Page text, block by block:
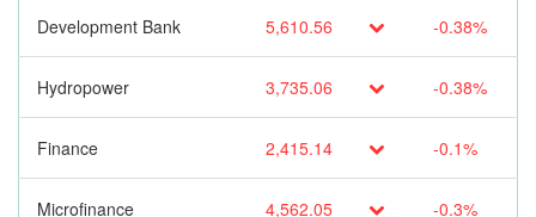
Development Bank 5,610.56 -0.38%
Hydropower 3,735.06 -0.38%
Finance 2,415.14 -0.1%
Microfinance 4,562.05 -0.3%